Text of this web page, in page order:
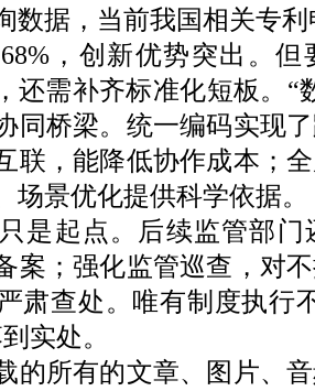
数据，当前我国相关专
，创新优势突出。但
还需补齐标准化短板。“
同桥梁。统一编码实现
联，能降低协作成本；
场景优化提供科学依据。
是起点。后续监管部
案；强化监管巡查，对
肃查处。唯有制度执行
实处。
所有的文章、图片、音